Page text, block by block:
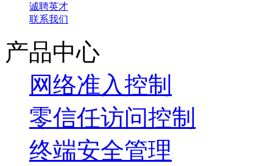
诚聘英才
联系我们
产品中心
网络准入控制
零信任访问控制
终端安全管理